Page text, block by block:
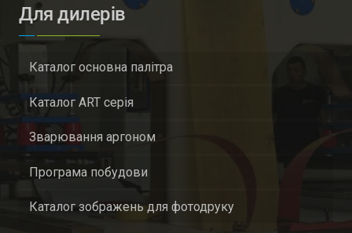
Для дилерів
Каталог основна палітра
Каталог ART серія
Зварювання аргоном
Програма побудови
Каталог зображень для фотодруку